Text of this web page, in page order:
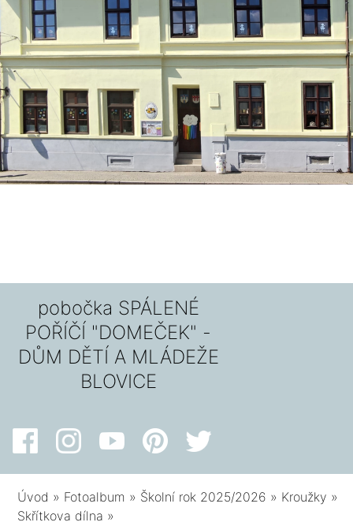
pobočka SPÁLENÉ
POŘÍČÍ "DOMEČEK" -
DŮM DĚTÍ A MLÁDEŽE
BLOVICE
Úvod » Fotoalbum » Školní rok 2025/2026 » Kroužky »
Skřítkova dílna »